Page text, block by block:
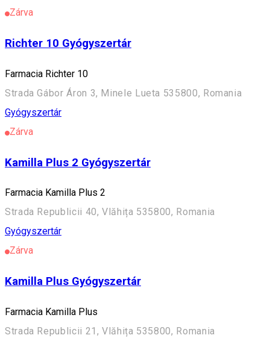
Zárva
Richter 10 Gyógyszertár
Farmacia Richter 10
Strada Gábor Áron 3, Minele Lueta 535800, Romania
Gyógyszertár
Zárva
Kamilla Plus 2 Gyógyszertár
Farmacia Kamilla Plus 2
Strada Republicii 40, Vlăhița 535800, Romania
Gyógyszertár
Zárva
Kamilla Plus Gyógyszertár
Farmacia Kamilla Plus
Strada Republicii 21, Vlăhița 535800, Romania